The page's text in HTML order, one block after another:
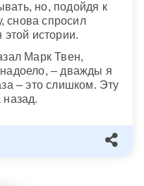
но, подойдя к
снова спросил
истории.
Марк Твен,
– дважды я
– это слишком. Эту
назад.